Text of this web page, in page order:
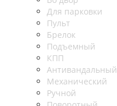
Для парковки
Пульт
Брелок
Подъемный
КПП
Антивандальный
Механический
Ручной